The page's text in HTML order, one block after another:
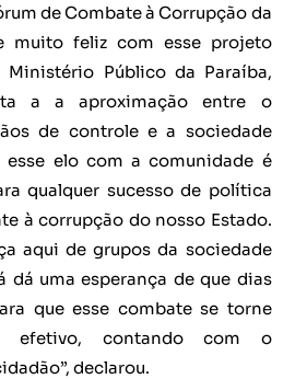
de Combate à Corrupção da
muito feliz com esse projeto
Ministério Público da Paraíba,
a a aproximação entre o
de controle e a sociedade
esse elo com a comunidade é
qualquer sucesso de política
à corrupção do nosso Estado.
aqui de grupos da sociedade
dá uma esperança de que dias
que esse combate se torne
efetivo, contando com o
declarou.